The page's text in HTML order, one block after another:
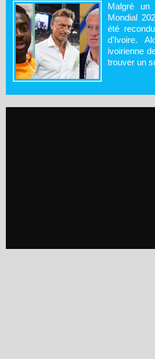
Malgré un
Mondial
été
d'Ivoire.
ivoirienne
trouver un